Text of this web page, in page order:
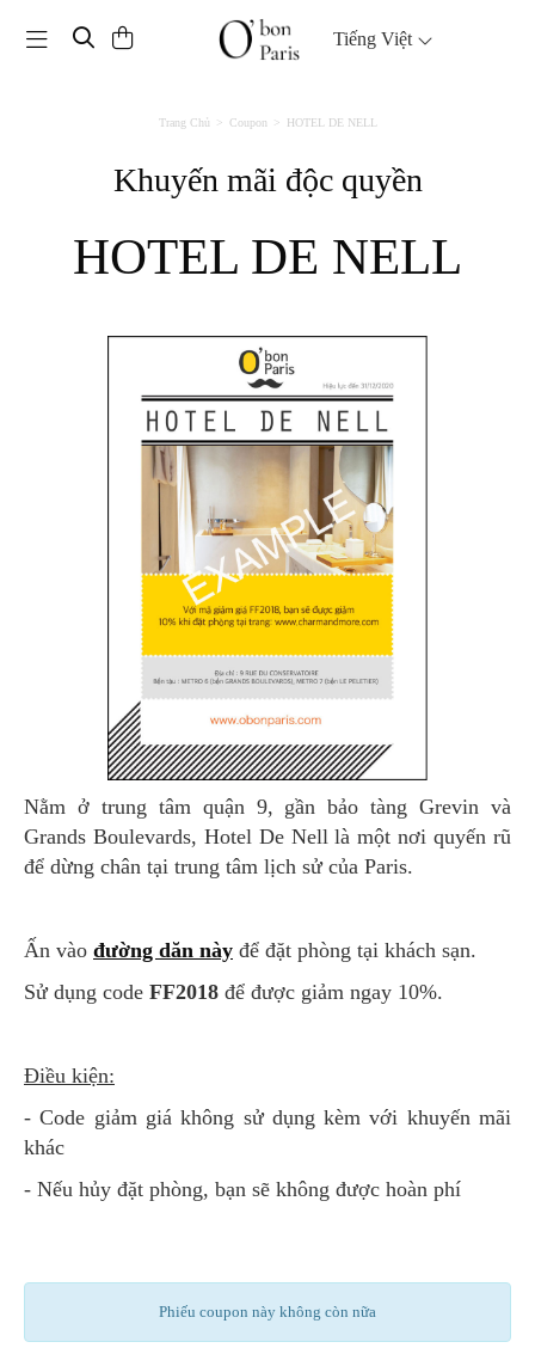
Toggle navigation Tiếng Việt
Trang Chủ Coupon HOTEL DE NELL
Khuyến mãi độc quyền
HOTEL DE NELL
Nằm ở trung tâm quận 9, gần bảo tàng Grevin và
Grands Boulevards, Hotel De Nell là một nơi quyến rũ
để dừng chân tại trung tâm lịch sử của Paris.
Ấn vào đường dăn này để đặt phòng tại khách sạn.
Sử dụng code FF2018 để được giảm ngay 10%.
Điều kiện:
- Code giảm giá không sử dụng kèm với khuyến mãi
khác
- Nếu hủy đặt phòng, bạn sẽ không được hoàn phí
Phiếu coupon này không còn nữa